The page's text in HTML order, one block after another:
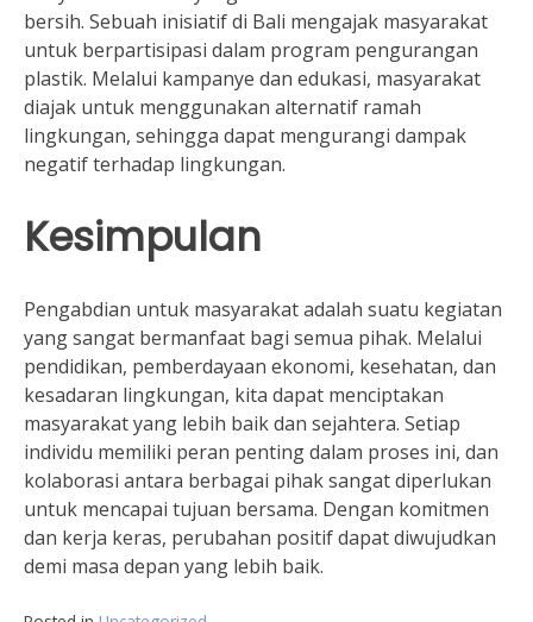
bersih. Sebuah inisiatif di Bali mengajak masyarakat
untuk berpartisipasi dalam program pengurangan
plastik. Melalui kampanye dan edukasi, masyarakat
diajak untuk menggunakan alternatif ramah
lingkungan, sehingga dapat mengurangi dampak
negatif terhadap lingkungan.
Kesimpulan
Pengabdian untuk masyarakat adalah suatu kegiatan
yang sangat bermanfaat bagi semua pihak. Melalui
pendidikan, pemberdayaan ekonomi, kesehatan, dan
kesadaran lingkungan, kita dapat menciptakan
masyarakat yang lebih baik dan sejahtera. Setiap
individu memiliki peran penting dalam proses ini, dan
kolaborasi antara berbagai pihak sangat diperlukan
untuk mencapai tujuan bersama. Dengan komitmen
dan kerja keras, perubahan positif dapat diwujudkan
demi masa depan yang lebih baik.